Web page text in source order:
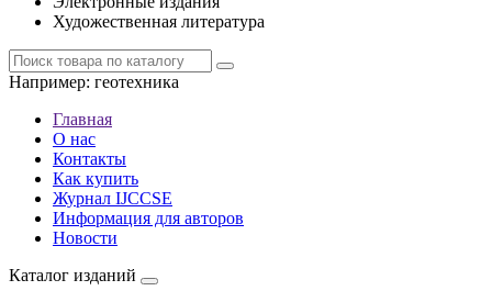
Художественная литература
Например: геотехника
Главная
О нас
Контакты
Как купить
Журнал IJCCSE
Информация для авторов
Новости
Каталог изданий